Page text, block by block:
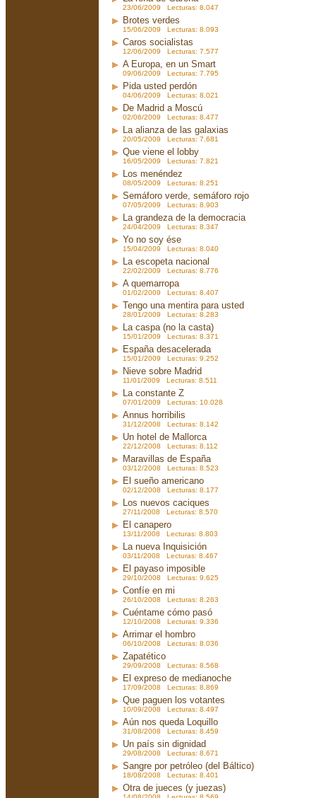
23/06/2009 Lecturas: 8.047
Brotes verdes
15/06/2009 Lecturas: 8.093
Caros socialistas
12/06/2009 Lecturas: 7.577
A Europa, en un Smart
09/06/2009 Lecturas: 7.795
Pida usted perdón
04/06/2009 Lecturas: 8.021
De Madrid a Moscú
02/06/2009 Lecturas: 8.477
La alianza de las galaxias
20/05/2009 Lecturas: 7.681
Que viene el lobby
16/05/2009 Lecturas: 7.821
Los menéndez
08/05/2009 Lecturas: 8.251
Semáforo verde, semáforo rojo
07/05/2009 Lecturas: 8.903
La grandeza de la democracia
24/04/2009 Lecturas: 8.347
Yo no soy ése
15/04/2009 Lecturas: 8.040
La escopeta nacional
22/02/2009 Lecturas: 8.776
A quemarropa
01/02/2009 Lecturas: 8.407
Tengo una mentira para usted
28/01/2009 Lecturas: 8.283
La caspa (no la casta)
15/01/2009 Lecturas: 8.371
España desacelerada
15/01/2009 Lecturas: 9.252
Nieve sobre Madrid
11/01/2009 Lecturas: 8.511
La constante Z
07/01/2009 Lecturas: 10.028
Annus horribilis
31/12/2008 Lecturas: 8.142
Un hotel de Mallorca
22/12/2008 Lecturas: 8.112
Maravillas de España
03/12/2008 Lecturas: 8.523
El sueño americano
02/12/2008 Lecturas: 8.177
Los nuevos caciques
27/11/2008 Lecturas: 8.570
El canapero
13/11/2008 Lecturas: 8.803
La nueva Inquisición
03/11/2008 Lecturas: 8.467
El payaso imposible
29/10/2008 Lecturas: 9.625
Confíe en mi
26/10/2008 Lecturas: 8.263
Cuéntame cómo pasó
12/10/2008 Lecturas: 9.336
Arrimar el hombro
06/10/2008 Lecturas: 8.036
Zapatético
29/09/2008 Lecturas: 8.568
El expreso de medianoche
17/09/2008 Lecturas: 8.869
Que paguen los votantes
10/09/2008 Lecturas: 8.497
Aún nos queda Loquillo
31/08/2008 Lecturas: 8.459
Un país sin dignidad
29/08/2008 Lecturas: 8.671
Sangre por petróleo (del Báltico)
18/08/2008 Lecturas: 8.401
Otra de jueces (y juezas)